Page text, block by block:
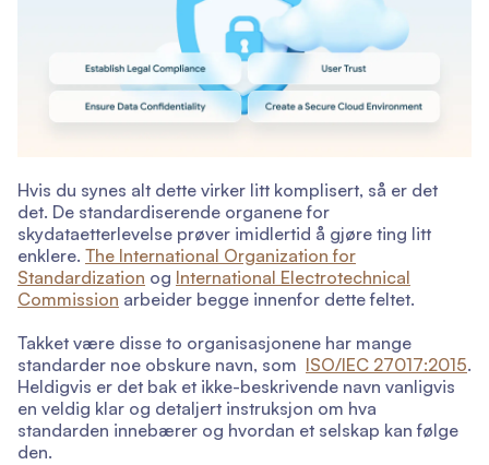
Hvis du synes alt dette virker litt komplisert, så er det
det. De standardiserende organene for
skydataetterlevelse prøver imidlertid å gjøre ting litt
enklere. The International Organization for
Standardization og International Electrotechnical
Commission arbeider begge innenfor dette feltet.
Takket være disse to organisasjonene har mange
standarder noe obskure navn, som ISO/IEC 27017:2015.
Heldigvis er det bak et ikke-beskrivende navn vanligvis
en veldig klar og detaljert instruksjon om hva
standarden innebærer og hvordan et selskap kan følge
den.